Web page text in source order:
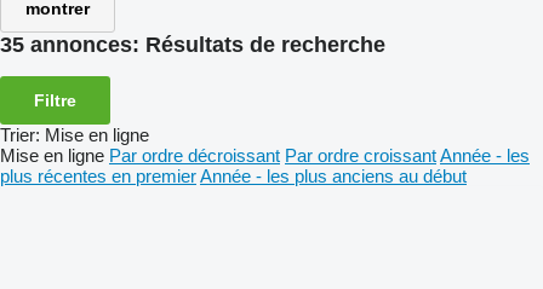
montrer
35 annonces: Résultats de recherche
Filtre
Trier: Mise en ligne
Mise en ligne Par ordre décroissant Par ordre croissantAnnée - les
plus récentes en premierAnnée - les plus anciens au début